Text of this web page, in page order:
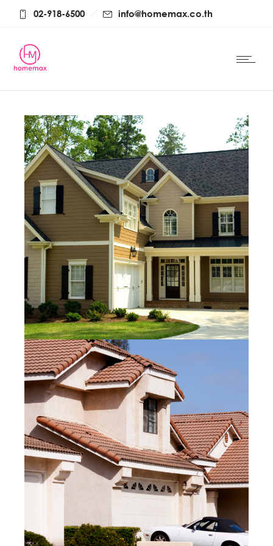
02-918-6500 info@homemax.co.th